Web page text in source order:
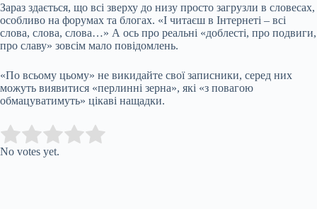
Зараз здається, що всі зверху до низу просто загрузли в словесах,
особливо на форумах та блогах. «І читаєш в Інтернеті – всі
слова, слова, слова…» А ось про реальні «доблесті, про подвиги,
про славу» зовсім мало повідомлень.
«По всьому цьому» не викидайте свої записники, серед них
можуть виявитися «перлинні зерна», які «з повагою
обмацуватимуть» цікаві нащадки.
Rate this item:
No votes yet.